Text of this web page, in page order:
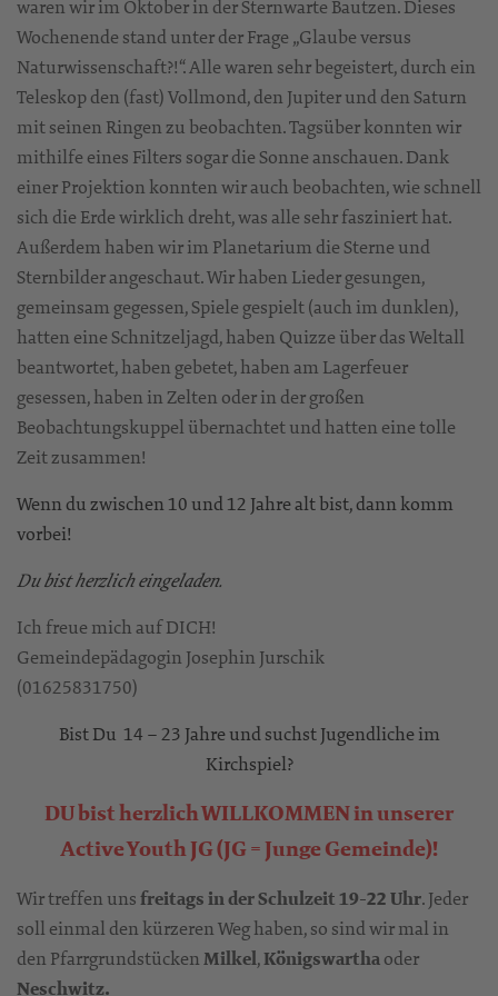
waren wir im Oktober in der Sternwarte Bautzen. Dieses
Wochenende stand unter der Frage „Glaube versus
Naturwissenschaft?!“. Alle waren sehr begeistert, durch ein
Teleskop den (fast) Vollmond, den Jupiter und den Saturn
mit seinen Ringen zu beobachten. Tagsüber konnten wir
mithilfe eines Filters sogar die Sonne anschauen. Dank
einer Projektion konnten wir auch beobachten, wie schnell
sich die Erde wirklich dreht, was alle sehr fasziniert hat.
Außerdem haben wir im Planetarium die Sterne und
Sternbilder angeschaut. Wir haben Lieder gesungen,
gemeinsam gegessen, Spiele gespielt (auch im dunklen),
hatten eine Schnitzeljagd, haben Quizze über das Weltall
beantwortet, haben gebetet, haben am Lagerfeuer
gesessen, haben in Zelten oder in der großen
Beobachtungskuppel übernachtet und hatten eine tolle
Zeit zusammen!
Wenn du zwischen 10 und 12 Jahre alt bist, dann komm
vorbei!
Du bist herzlich eingeladen.
Ich freue mich auf DICH!
Gemeindepädagogin Josephin Jurschik
(01625831750)
Bist Du 14 – 23 Jahre und suchst Jugendliche im
Kirchspiel?
DU bist herzlich WILLKOMMEN in unserer
Active Youth JG (JG = Junge Gemeinde)!
Wir treffen unsfreitags in der Schulzeit 19-22 Uhr. Jeder
soll einmal den kürzeren Weg haben, so sind wir mal in
den PfarrgrundstückenMilkel,Königswarthaoder
Neschwitz.